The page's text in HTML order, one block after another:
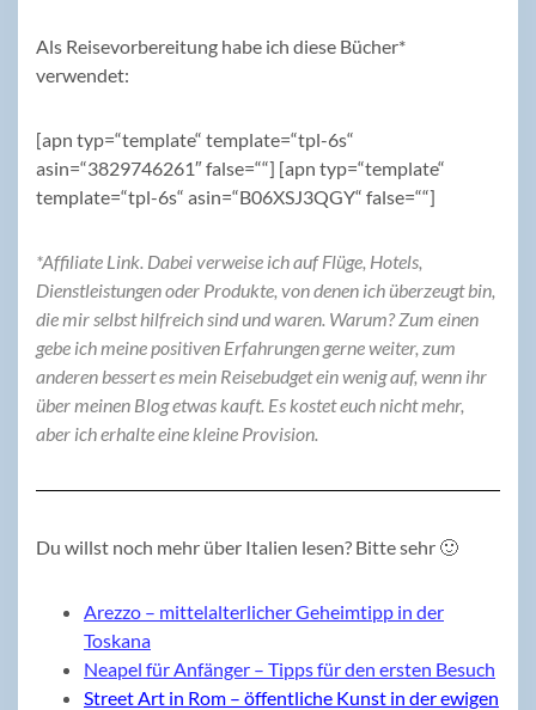
Als Reisevorbereitung habe ich diese Bücher*
verwendet:
[apn typ=“template“ template=“tpl-6s“
asin=“3829746261″ false=““] [apn typ=“template“
template=“tpl-6s“ asin=“B06XSJ3QGY“ false=““]
*Affiliate Link. Dabei verweise ich auf Flüge, Hotels,
Dienstleistungen oder Produkte, von denen ich überzeugt bin,
die mir selbst hilfreich sind und waren. Warum? Zum einen
gebe ich meine positiven Erfahrungen gerne weiter, zum
anderen bessert es mein Reisebudget ein wenig auf, wenn ihr
über meinen Blog etwas kauft. Es kostet euch nicht mehr,
aber ich erhalte eine kleine Provision.
Du willst noch mehr über Italien lesen? Bitte sehr 🙂
Arezzo – mittelalterlicher Geheimtipp in der
Toskana
Neapel für Anfänger – Tipps für den ersten Besuch
Street Art in Rom – öffentliche Kunst in der ewigen